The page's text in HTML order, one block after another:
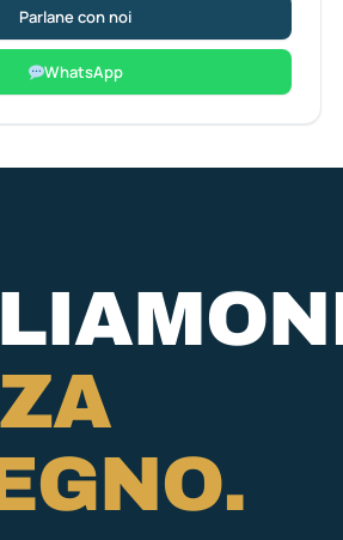
Parlane con noi
WhatsApp